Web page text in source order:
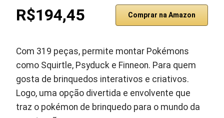
R$194,45 Comprar na Amazon
Com 319 peças, permite montar Pokémons
como Squirtle, Psyduck e Finneon. Para quem
gosta de brinquedos interativos e criativos.
Logo, uma opção divertida e envolvente que
traz o pokémon de brinquedo para o mundo da